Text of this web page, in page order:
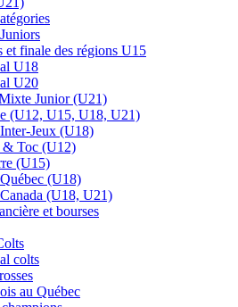
et finale des régions U15
U18
U20
Junior (U21)
(U12, U15, U18, U21)
Jeux (U18)
& Toc (U12)
(U15)
(U18)
(U18, U21)
et bourses
colts
au Québec